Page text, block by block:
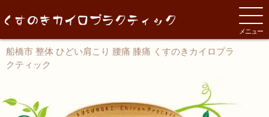
船橋市 整体 ひどい肩こり 腰痛 膝痛 くすのきカイロプラ
クティック
メニュー